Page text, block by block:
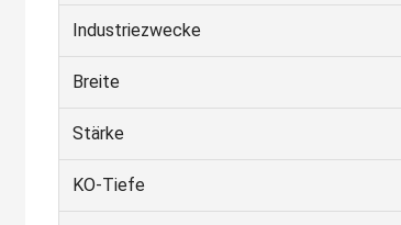
Industriezwecke
Breite
Stärke
KO-Tiefe